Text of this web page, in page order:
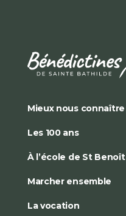
Mieux nous connaître
Les 100 ans
À l’école de St Benoît
Marcher ensemble
La vocation